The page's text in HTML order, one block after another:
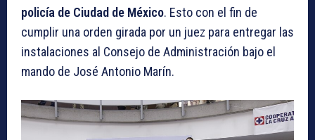
policía de Ciudad de México. Esto con el fin de
cumplir una orden girada por un juez para entregar las
instalaciones al Consejo de Administración bajo el
mando de José Antonio Marín.